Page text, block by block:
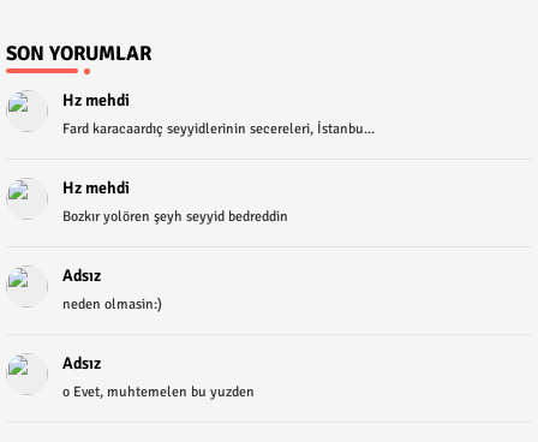
SON YORUMLAR
Hz mehdi
Fard karacaardıç seyyidlerinin secereleri, İstanbu...
Hz mehdi
Bozkır yolören şeyh seyyid bedreddin
Adsız
neden olmasin:)
Adsız
o Evet, muhtemelen bu yuzden